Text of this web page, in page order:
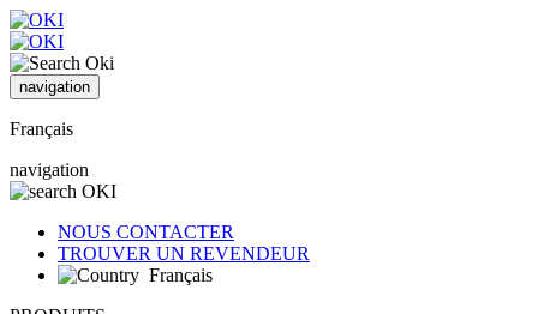
navigation
Français
navigation
NOUS CONTACTER
TROUVER UN REVENDEUR
Français